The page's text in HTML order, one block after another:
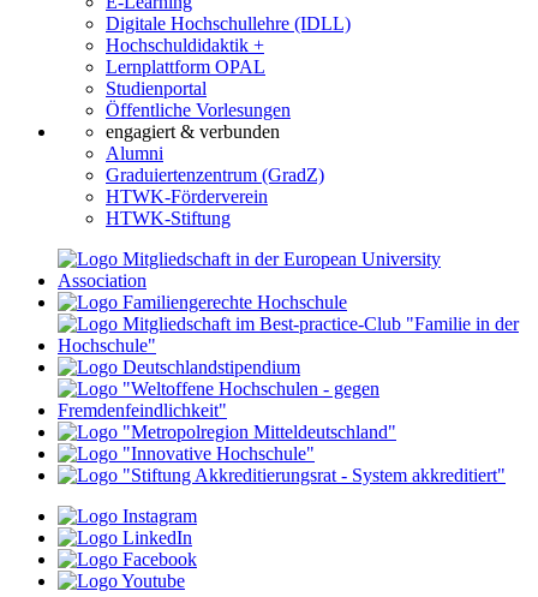
Digitale Hochschullehre (IDLL)
Hochschuldidaktik +
Lernplattform OPAL
Studienportal
Öffentliche Vorlesungen
engagiert & verbunden
Alumni
Graduiertenzentrum (GradZ)
HTWK-Förderverein
HTWK-Stiftung